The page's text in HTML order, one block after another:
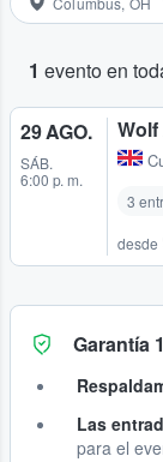
1 evento en
29 AGO.
SÁB.
6:00 p. m.
3
desde
Garantía
Las
para el